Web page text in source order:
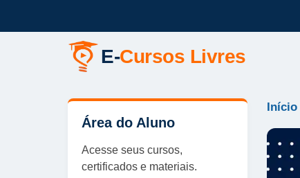
E-Cursos Livres
Área do Aluno
Acesse seus cursos,
certificados e materiais.
Início